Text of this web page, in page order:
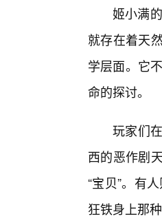
姬小满
就存在着天
学层面。它
命的探讨。
玩家们
西的恶作剧
“宝贝”。有
狂铁身上那